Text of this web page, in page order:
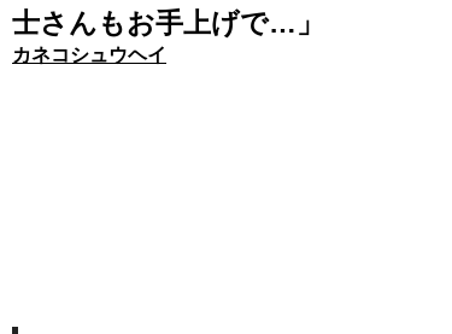
士さんもお手上げで…」
カネコシュウヘイ